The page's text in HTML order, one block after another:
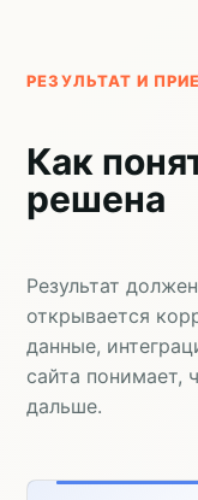
РЕЗУЛЬТАТ И
Как
решена
Результат
открывается
данные,
сайта понимает,
дальше.